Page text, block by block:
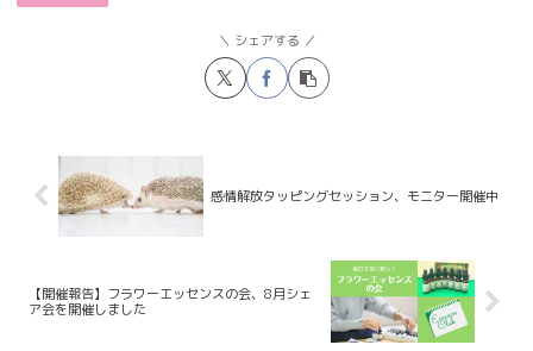
シェアする
感情解放タッピングセッション、モニター開催中
【開催報告】フラワーエッセンスの会、8月シェ
ア会を開催しました